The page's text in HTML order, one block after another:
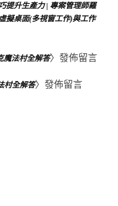
提升生產力 | 專案管理師羅
擬桌面(多視窗工作)與工作
魔法村全解答〉發佈留言
村全解答〉發佈留言